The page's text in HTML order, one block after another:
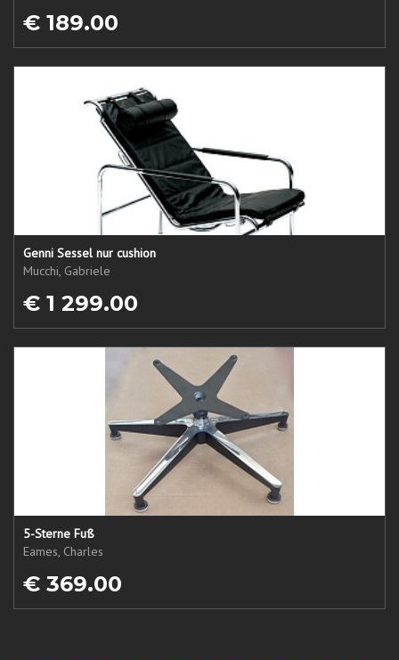
€ 189.00
Genni Sessel nur cushion
Mucchi, Gabriele
€ 1 299.00
5-Sterne Fuß
Eames, Charles
€ 369.00